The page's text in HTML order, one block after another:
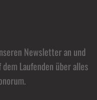
Newsletter an und
Laufenden über alles